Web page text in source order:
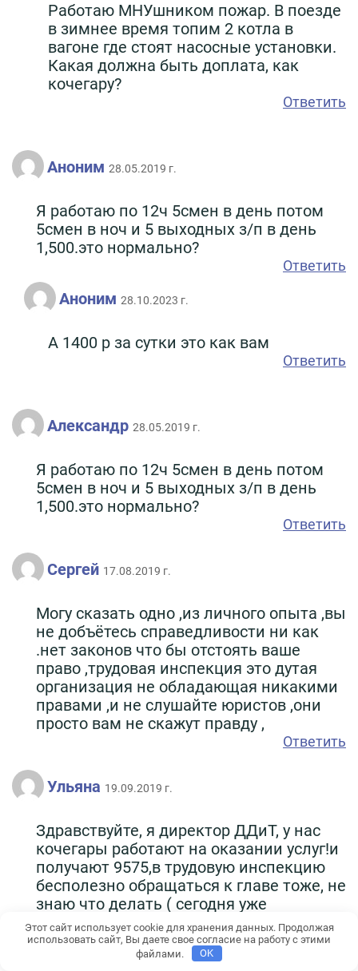
Работаю МНУшником пожар. В поезде
в зимнее время топим 2 котла в
вагоне где стоят насосные установки.
Какая должна быть доплата, как
кочегару?
Ответить
Аноним 28.05.2019 г.
Я работаю по 12ч 5смен в день потом
5смен в ноч и 5 выходных з/п в день
1,500.это нормально?
Ответить
Аноним 28.10.2023 г.
А 1400 р за сутки это как вам
Ответить
Александр 28.05.2019 г.
Я работаю по 12ч 5смен в день потом
5смен в ноч и 5 выходных з/п в день
1,500.это нормально?
Ответить
Сергей 17.08.2019 г.
Могу сказать одно ,из личного опыта ,вы
не добъётесь справедливости ни как
.нет законов что бы отстоять ваше
право ,трудовая инспекция это дутая
организация не обладающая никакими
правами ,и не слушайте юристов ,они
просто вам не скажут правду ,
Ответить
Ульяна 19.09.2019 г.
Здравствуйте, я директор ДДиТ, у нас
кочегары работают на оказании услуг!и
получают 9575,в трудовую инспекцию
бесполезно обращаться к главе тоже, не
знаю что делать ( сегодня уже
20сентября ,а мы еще не затопились
так как у нас нет денег на зп,кочегпрам
Этот сайт использует cookie для хранения данных. Продолжая
использовать сайт, Вы даете свое согласие на работу с этими
файлами.
OK